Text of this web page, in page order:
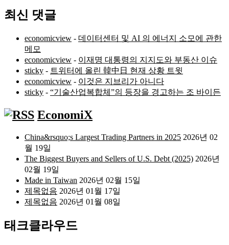
최신 댓글
economicview - 데이터센터 및 AI 의 에너지 소모에 관한
메모
economicview - 이재명 대통령의 지지도와 부동산 이슈
sticky - 트위터에 올린 韓中日 현재 상황 트윗
economicview - 이것은 지브리가 아니다
sticky - “기술산업복합체”의 등장을 경고하는 조 바이든
EconomiX
China&rsquo;s Largest Trading Partners in 2025 2026년 02
월 19일
The Biggest Buyers and Sellers of U.S. Debt (2025) 2026년
02월 19일
Made in Taiwan 2026년 02월 15일
제목없음 2026년 01월 17일
제목없음 2026년 01월 08일
태크클라우드